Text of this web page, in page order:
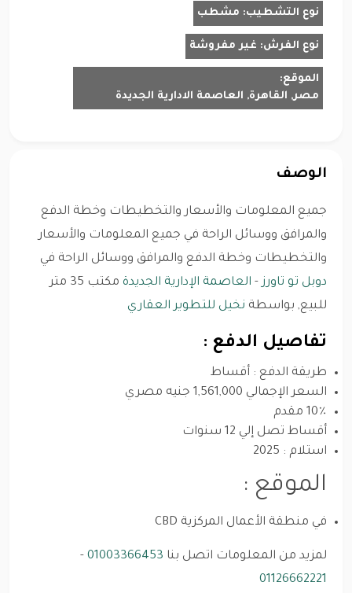
نوع التشطيب: مشطب
نوع الفرش: غير مفروشة
الموقع:
مصر, القاهرة, العاصمة الادارية الجديدة
الوصف
جميع المعلومات والأسعار والتخطيطات وخطة الدفع
والمرافق ووسائل الراحة في جميع المعلومات والأسعار
والتخطيطات وخطة الدفع والمرافق ووسائل الراحة في
دوبل تو تاورز- العاصمة الإدارية الجديدة
مكتب 35 متر
للبيع, بواسطة نخيل للتطوير العقاري
تفاصيل الدفع :
طريقة الدفع : أقساط
السعر الإجمالي 1,561,000 جنيه مصري
10٪ مقدم
أقساط تصل إلي 12 سنوات
استلام : 2025
الموقع :
في منطقة الأعمال المركزية CBD
لمزيد من المعلومات اتصل بنا 01003366453
-
01126662221